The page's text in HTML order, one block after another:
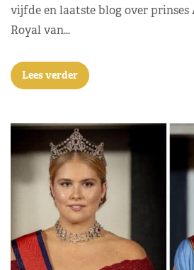
vijfde en laatste blog over prinses
Royal van…
Lees verder